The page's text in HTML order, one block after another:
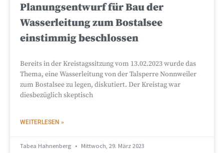
Planungsentwurf für Bau der
Wasserleitung zum Bostalsee
einstimmig beschlossen
Bereits in der Kreistagssitzung vom 13.02.2023 wurde das
Thema, eine Wasserleitung von der Talsperre Nonnweiler
zum Bostalsee zu legen, diskutiert. Der Kreistag war
diesbezüglich skeptisch
WEITERLESEN »
Tabea Hahnenberg Mittwoch, 29. März 2023